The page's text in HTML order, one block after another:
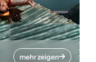
mehr zeigen